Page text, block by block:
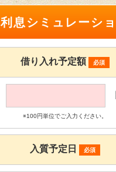
利息シミュレーシ
借り入れ予定額 必須
※100円単位でご入力ください。
入質予定日 必須